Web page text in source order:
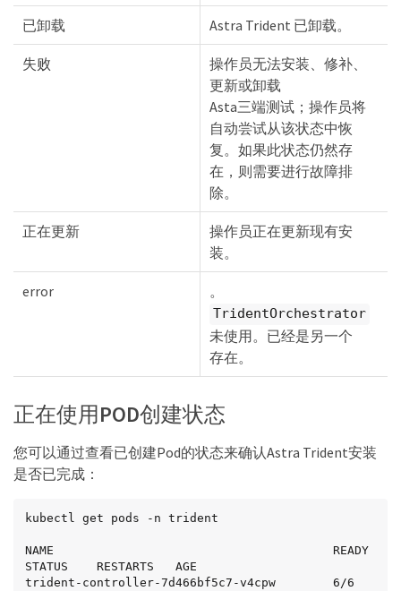
已卸载 Astra Trident 已卸载。
失败
操作员无法安装、修补、
更新或卸载
Asta三端测试；操作员将
自动尝试从该状态中恢
复。如果此状态仍然存
在，则需要进行故障排
除。
正在更新
操作员正在更新现有安
装。
error 。
TridentOrchestrator
未使用。已经是另一个
存在。
正在使用POD创建状态
您可以通过查看已创建Pod的状态来确认Astra Trident安装
是否已完成：
kubectl get pods -n trident
NAME                                       READY
STATUS    RESTARTS   AGE
trident-controller-7d466bf5c7-v4cpw        6/6